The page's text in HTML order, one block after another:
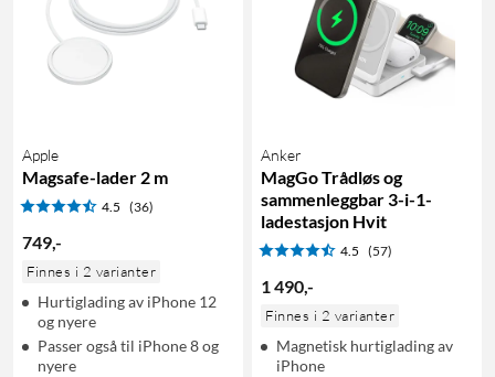
Apple
Magsafe-lader 2 m
4.5 (36)
749,-
Finnes i 2 varianter
Hurtiglading av iPhone 12
og nyere
Passer også til iPhone 8 og
nyere
Anker
MagGo Trådløs og
sammenleggbar 3-i-1-
ladestasjon Hvit
4.5 (57)
1 490,-
Finnes i 2 varianter
Magnetisk hurtiglading av
iPhone